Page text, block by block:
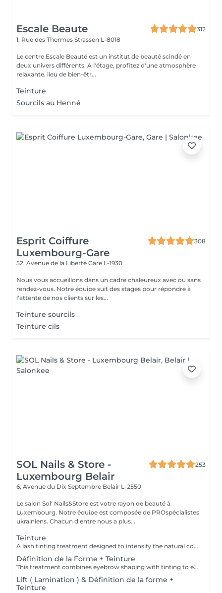
Escale Beaute
312
1, Rue des Thermes Strassen L-8018
Le centre Escale Beauté est un institut de beauté scindé en
deux univers différents. A l'étage, profitez d'une atmosphère
relaxante, lieu de bien-êtr...
Teinture
Sourcils au Henné
Esprit Coiffure
Luxembourg-Gare
308
52, Avenue de la Liberté Gare L-1930
Nous vous accueillons dans un cadre chaleureux avec ou sans
rendez-vous. Notre équipe suit des stages pour répondre à
l'attente de nos clients sur les...
Teinture sourcils
Teinture cils
SOL Nails & Store -
Luxembourg Belair
253
6, Avenue du Dix Septembre Belair L-2550
Le salon Sol' Nails&Store est votre rayon de beauté à
Luxembourg. Notre équipe est composée de PROspécialistes
ukrainiens. Chacun d'entre nous a plus...
Teinture
A lash tinting treatment designed to intensify the natural color of the eyelashes, making them appear darker and more noticeable without mascara. Result: more defined, visible lashes with a natural effect. Recommended frequency: every 3 to 5 weeks.
Définition de la Forme + Teinture
This treatment combines eyebrow shaping with tinting to enhance both the structure and color of the brows. It is ideal for creating a fuller, more defined appearance while keeping the result natural and harmonious. Result: beautifully shaped brows with more depth, definition and visibility. Recommended frequency: every 3 to 4 weeks.
Lift ( Lamination ) & Définition de la forme +
Teinture